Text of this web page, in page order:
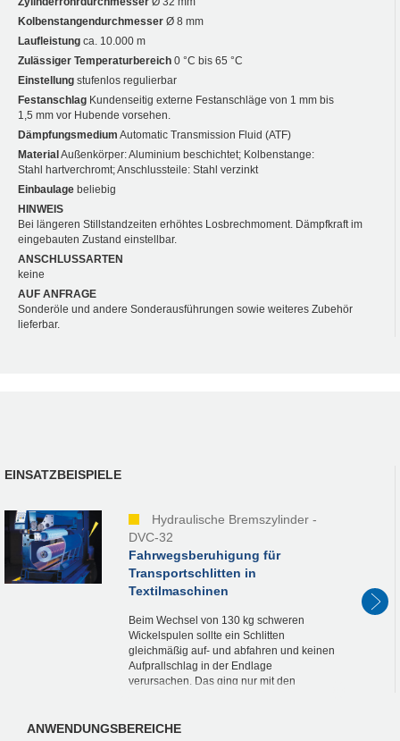
Kolbenstangendurchmesser Ø 8 mm
Laufleistung ca. 10.000 m
Zulässiger Temperaturbereich 0 °C bis 65 °C
Einstellung stufenlos regulierbar
Festanschlag Kundenseitig externe Festanschläge von 1 mm bis
1,5 mm vor Hubende vorsehen.
Dämpfungsmedium Automatic Transmission Fluid (ATF)
MaterialAußenkörper: Aluminium beschichtet; Kolbenstange:
Stahl hartverchromt; Anschlussteile: Stahl verzinkt
Einbaulage beliebig
HINWEIS
Bei längeren Stillstandzeiten erhöhtes Losbrechmoment. Dämpfkraft im
eingebauten Zustand einstellbar.
ANSCHLUSSARTEN
keine
AUF ANFRAGE
Sonderöle und andere Sonderausführungen sowie weiteres Zubehör
lieferbar.
EINSATZBEISPIELE
Hydraulische Bremszylinder -
DVC-32
Fahrwegsberuhigung für
Transportschlitten in
Textilmaschinen
Beim Wechsel von 130 kg schweren
Wickelspulen sollte ein Schlitten
gleichmäßig auf- und abfahren und keinen
Aufprallschlag in der Endlage
verursachen. Das ging nur mit den
ANWENDUNGSBEREICHE